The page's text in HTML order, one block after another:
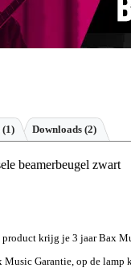
(1) Downloads (2)
beamerbeugel zwart
product krijg je 3 jaar Bax
Garantie, op de lamp